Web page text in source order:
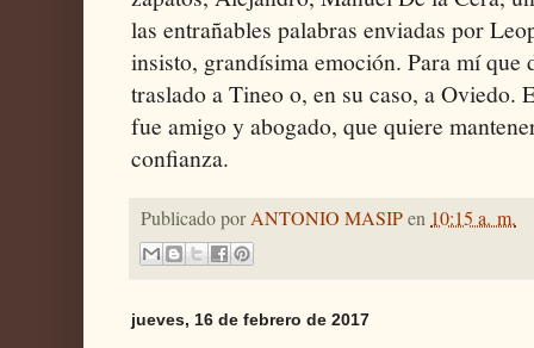
las entrañables palabras enviadas por
insisto, grandísima emoción. Para mí que
traslado a Tineo o, en su caso, a Oviedo.
fue amigo y abogado, que quiere
confianza.
Publicado porANTONIO MASIPen 10:15 a. m.
jueves, 16 de febrero de 2017